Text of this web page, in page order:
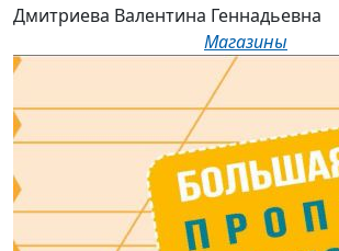
Дмитриева Валентина Геннадьевна
Магазины